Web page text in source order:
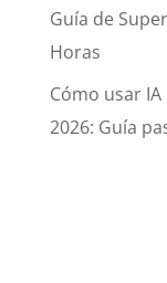
Guía de
Horas
Cómo usar
2026: Guía